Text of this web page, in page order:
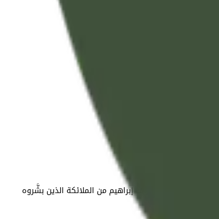
-أيها الرسول- عن ضيوف إبراهيم من الملائكة الذين بشَّروه